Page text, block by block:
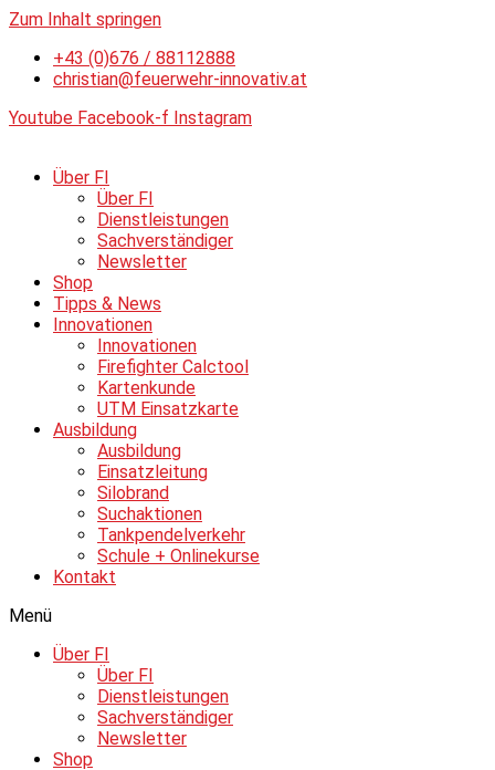
Zum Inhalt springen
+43 (0)676 / 88112888
christian@feuerwehr-innovativ.at
Youtube Facebook-f Instagram
Über FI
Über FI
Dienstleistungen
Sachverständiger
Newsletter
Shop
Tipps & News
Innovationen
Innovationen
Firefighter Calctool
Kartenkunde
UTM Einsatzkarte
Ausbildung
Ausbildung
Einsatzleitung
Silobrand
Suchaktionen
Tankpendelverkehr
Schule + Onlinekurse
Kontakt
Menü
Über FI
Über FI
Dienstleistungen
Sachverständiger
Newsletter
Shop